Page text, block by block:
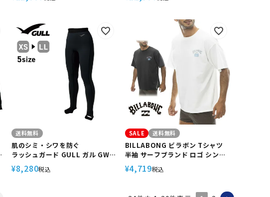
送料無料
肌のシミ・シワを防ぐ
ラッシュガード GULL ガル GW-
6525A UVカット 男女兼用 ユニ
セックス UPF50+ ダイビング ス
¥8,280税込
SALE 送料無料
BILLABONG ビラボン Tシャツ
半袖 サーフブランド ロゴ シンプ
ル サーフ サーフィン 海水浴
BE011861 SOFTTY TEE
¥4,719税込